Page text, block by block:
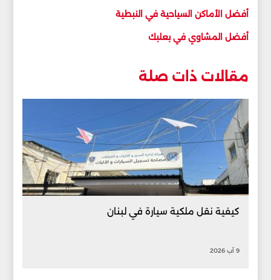
أفضل الأماكن السياحية في النبطية
أفضل المشاوي في بعلبك
مقالات ذات صلة
كيفية نقل ملكية سيارة في لبنان
9 آب 2026